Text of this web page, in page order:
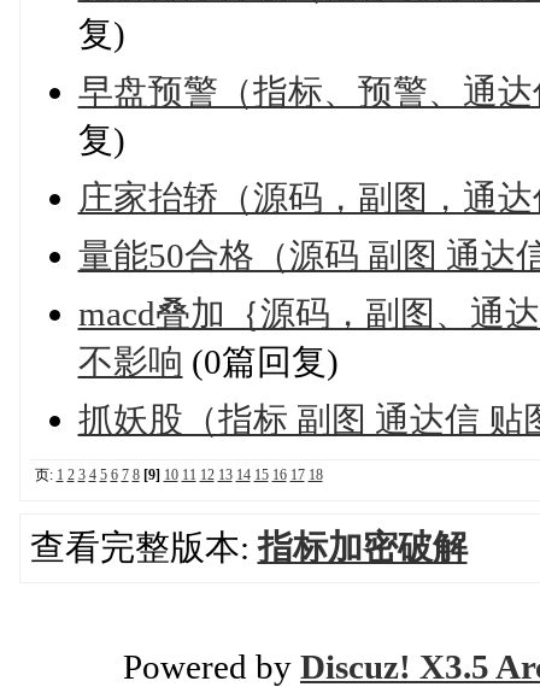
复)
早盘预警（指标、预警、通
复)
庄家抬轿（源码，副图，通
量能50合格（源码 副图 通达
macd叠加｛源码，副图、通
不影响 (0篇回复)
抓妖股（指标 副图 通达信 贴
页: 1 2 3 4 5 6 7 8 [9] 10 11 12 13 14 15 16 17 18
查看完整版本:指标加密破解
Powered by Discuz! X3.5